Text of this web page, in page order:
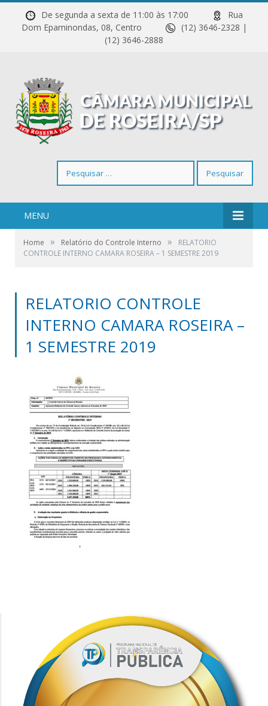
De segunda a sexta de 11:00 às 17:00
Rua
Dom Epaminondas, 08, Centro
(12) 3646-2328 |
(12) 3646-2888
por:
MENU
Home » Relatório do Controle Interno »
RELATORIO
CONTROLE INTERNO CAMARA ROSEIRA – 1 SEMESTRE 2019
RELATORIO CONTROLE
INTERNO CAMARA ROSEIRA –
1 SEMESTRE 2019